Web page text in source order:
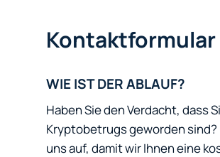
Kontaktformular
WIE IST DER ABLAUF?
Haben Sie den Verdacht, dass
Kryptobetrugs geworden
uns auf, damit wir Ihnen eine